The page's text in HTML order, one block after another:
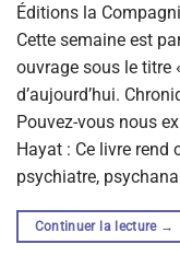
Éditions la
Cette semaine est
ouvrage sous le titre
d’aujourd’hui.
Pouvez-vous nous
Hayat : Ce livre rend
psychiatre,
Continuer la lecture →